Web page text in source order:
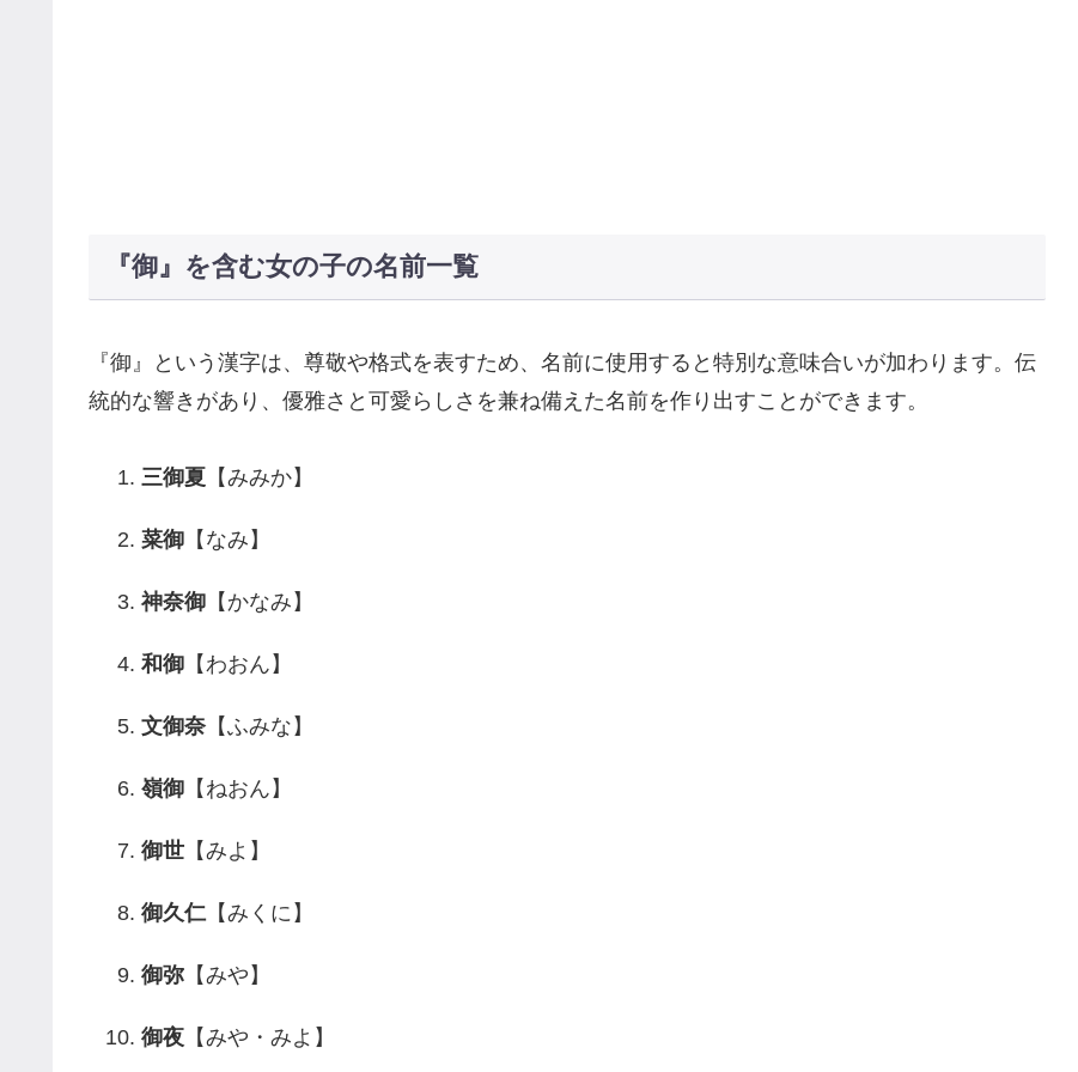
『御』を含む女の子の名前一覧
『御』という漢字は、尊敬や格式を表すため、名前に使用すると特別な意味合いが加わります。伝
統的な響きがあり、優雅さと可愛らしさを兼ね備えた名前を作り出すことができます。
三御夏 【みみか】
菜御【なみ】
神奈御【かなみ】
和御【わおん】
文御奈【ふみな】
嶺御【ねおん】
御世【みよ】
御久仁【みくに】
御弥【みや】
御夜【みや・みよ】